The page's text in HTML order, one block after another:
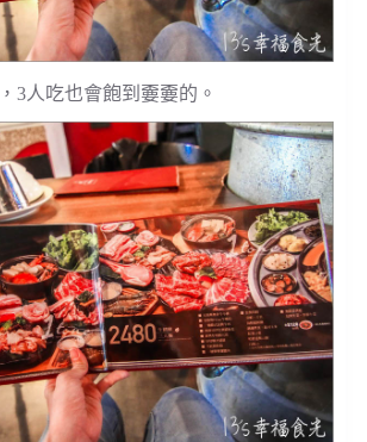
3人吃也會飽到嫑嫑的。